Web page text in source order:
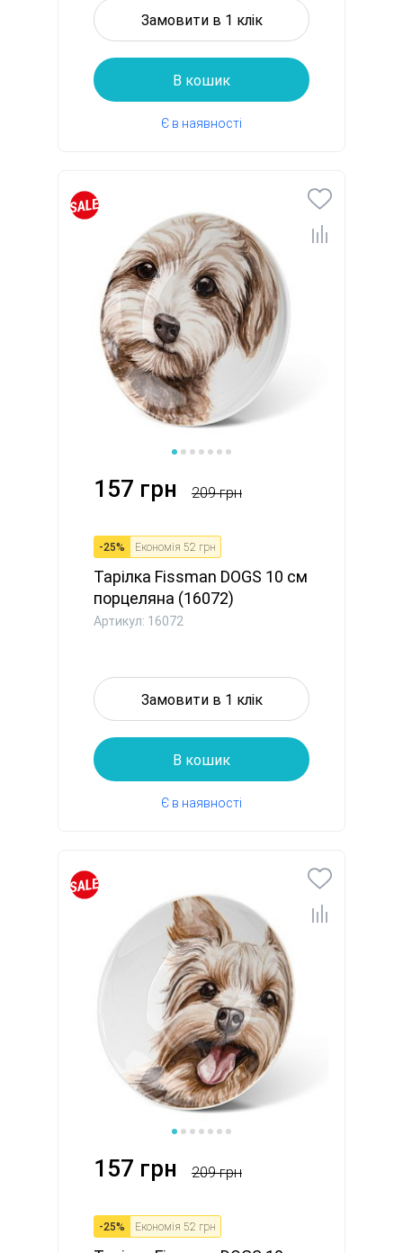
Замовити в 1 клік
В кошик
Є в наявності
157 грн 209 грн
-25% Економія 52 грн
Тарілка Fissman DOGS 10 см
порцеляна (16072)
Артикул: 16072
Замовити в 1 клік
В кошик
Є в наявності
157 грн 209 грн
-25% Економія 52 грн